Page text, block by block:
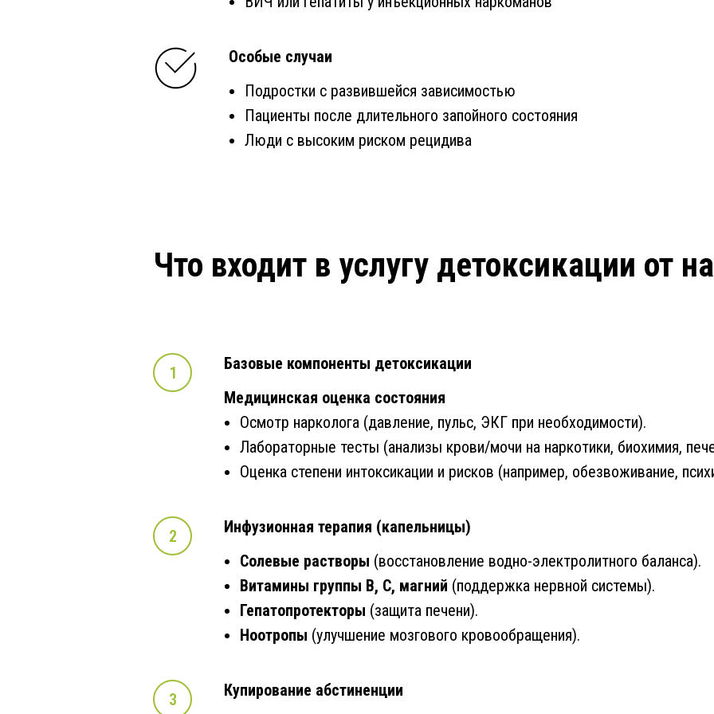
Особые случаи
Подростки с развившейся зависимостью
Пациенты после длительного запойного состояния
Люди с высоким риском рецидива
Что входит в услугу детоксикации от
Базовые компоненты детоксикации
Медицинская оценка состояния
Осмотр нарколога (давление, пульс, ЭКГ при необходимости).
Лабораторные тесты (анализы крови/мочи на наркотики, биохимия,
Оценка степени интоксикации и рисков (например, обезвоживание,
Инфузионная терапия (капельницы)
Солевые растворы (восстановление водно-электролитного баланса).
Витамины группы B, C, магний (поддержка нервной системы).
Гепатопротекторы (защита печени).
Ноотропы (улучшение мозгового кровообращения).
Купирование абстиненции